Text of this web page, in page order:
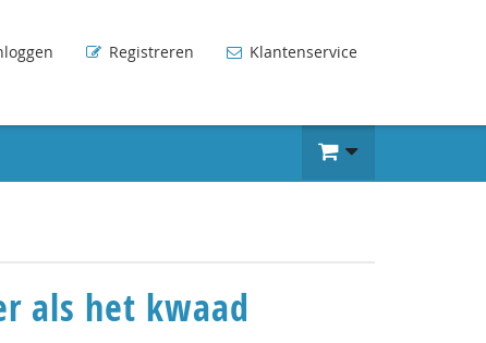
Registreren Klantenservice
als het kwaad